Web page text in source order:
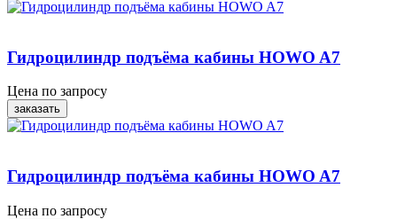
Гидроцилиндр подъёма кабины HOWO A7
Цена по запросу
заказать
Гидроцилиндр подъёма кабины HOWO A7
Цена по запросу